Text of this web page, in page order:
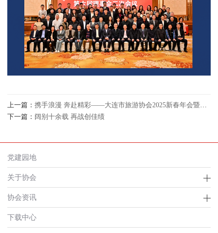
上一篇： 携手浪漫 奔赴精彩——大连市旅游协会2025新春年会暨会长工作会议
下一篇： 阔别十余载 再战创佳绩
党建园地
关于协会
协会资讯
下载中心